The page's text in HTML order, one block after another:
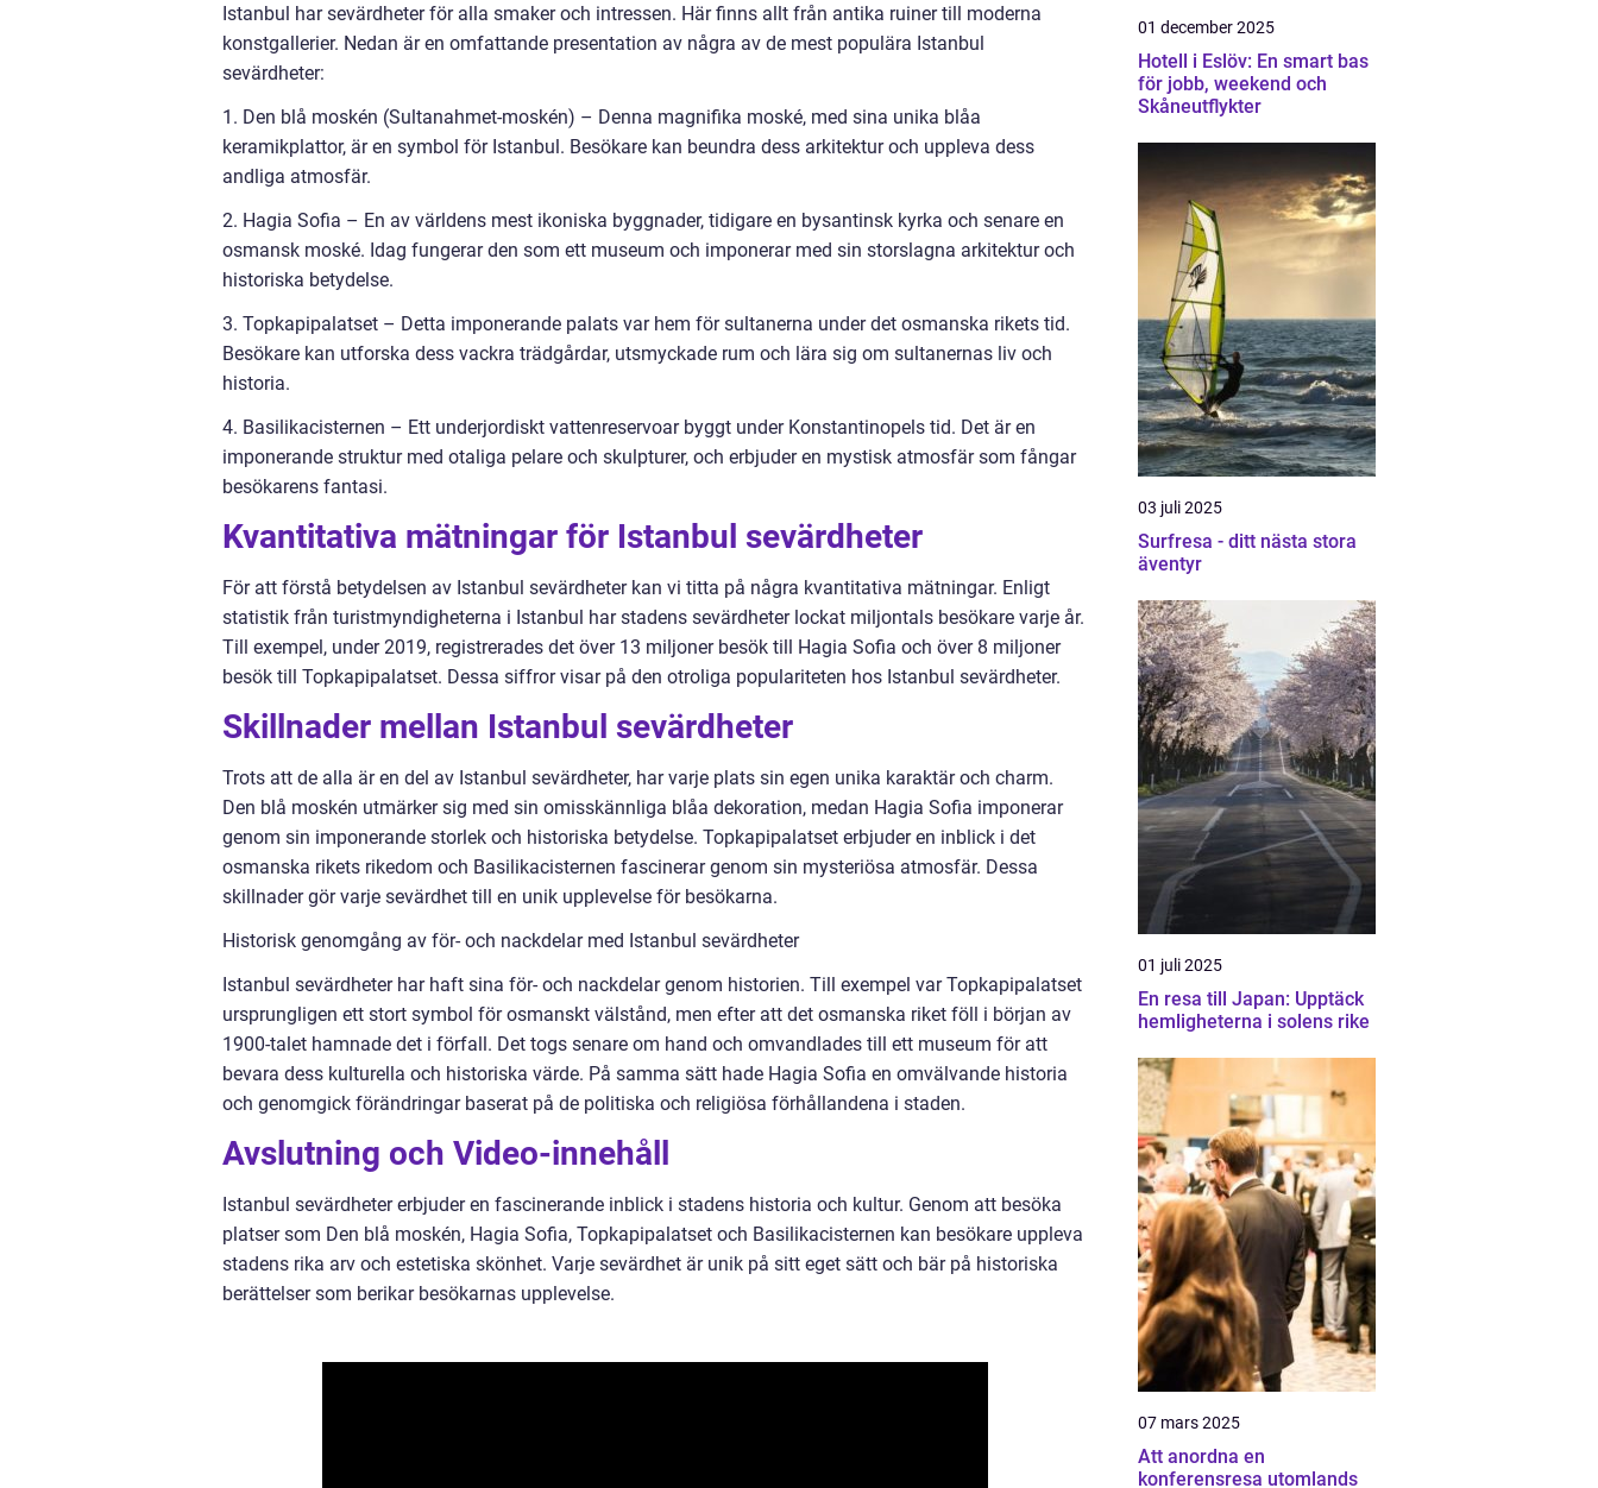
Istanbul har sevärdheter för alla smaker och intressen. Här finns allt från antika ruiner till moderna
konstgallerier. Nedan är en omfattande presentation av några av de mest populära Istanbul
sevärdheter:
1. Den blå moskén (Sultanahmet-moskén) – Denna magnifika moské, med sina unika blåa
keramikplattor, är en symbol för Istanbul. Besökare kan beundra dess arkitektur och uppleva dess
andliga atmosfär.
2. Hagia Sofia – En av världens mest ikoniska byggnader, tidigare en bysantinsk kyrka och senare en
osmansk moské. Idag fungerar den som ett museum och imponerar med sin storslagna arkitektur och
historiska betydelse.
3. Topkapipalatset – Detta imponerande palats var hem för sultanerna under det osmanska rikets tid.
Besökare kan utforska dess vackra trädgårdar, utsmyckade rum och lära sig om sultanernas liv och
historia.
4. Basilikacisternen – Ett underjordiskt vattenreservoar byggt under Konstantinopels tid. Det är en
imponerande struktur med otaliga pelare och skulpturer, och erbjuder en mystisk atmosfär som fångar
besökarens fantasi.
Kvantitativa mätningar för Istanbul sevärdheter
För att förstå betydelsen av Istanbul sevärdheter kan vi titta på några kvantitativa mätningar. Enligt
statistik från turistmyndigheterna i Istanbul har stadens sevärdheter lockat miljontals besökare varje år.
Till exempel, under 2019, registrerades det över 13 miljoner besök till Hagia Sofia och över 8 miljoner
besök till Topkapipalatset. Dessa siffror visar på den otroliga populariteten hos Istanbul sevärdheter.
Skillnader mellan Istanbul sevärdheter
Trots att de alla är en del av Istanbul sevärdheter, har varje plats sin egen unika karaktär och charm.
Den blå moskén utmärker sig med sin omisskännliga blåa dekoration, medan Hagia Sofia imponerar
genom sin imponerande storlek och historiska betydelse. Topkapipalatset erbjuder en inblick i det
osmanska rikets rikedom och Basilikacisternen fascinerar genom sin mysteriösa atmosfär. Dessa
skillnader gör varje sevärdhet till en unik upplevelse för besökarna.
Historisk genomgång av för- och nackdelar med Istanbul sevärdheter
Istanbul sevärdheter har haft sina för- och nackdelar genom historien. Till exempel var Topkapipalatset
ursprungligen ett stort symbol för osmanskt välstånd, men efter att det osmanska riket föll i början av
1900-talet hamnade det i förfall. Det togs senare om hand och omvandlades till ett museum för att
bevara dess kulturella och historiska värde. På samma sätt hade Hagia Sofia en omvälvande historia
och genomgick förändringar baserat på de politiska och religiösa förhållandena i staden.
Avslutning och Video-innehåll
Istanbul sevärdheter erbjuder en fascinerande inblick i stadens historia och kultur. Genom att besöka
platser som Den blå moskén, Hagia Sofia, Topkapipalatset och Basilikacisternen kan besökare uppleva
stadens rika arv och estetiska skönhet. Varje sevärdhet är unik på sitt eget sätt och bär på historiska
berättelser som berikar besökarnas upplevelse.
01 december 2025
Hotell i Eslöv: En smart bas
för jobb, weekend och
Skåneutflykter
03 juli 2025
Surfresa - ditt nästa stora
äventyr
01 juli 2025
En resa till Japan: Upptäck
hemligheterna i solens rike
07 mars 2025
Att anordna en
konferensresa utomlands